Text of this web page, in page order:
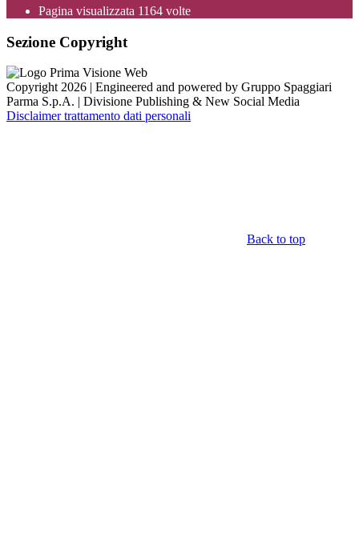
Pagina visualizzata 1164 volte
Sezione Copyright
Copyright 2026 | Engineered and powered by Gruppo Spaggiari
Parma S.p.A. | Divisione Publishing & New Social Media
Disclaimer trattamento dati personali
Back to top